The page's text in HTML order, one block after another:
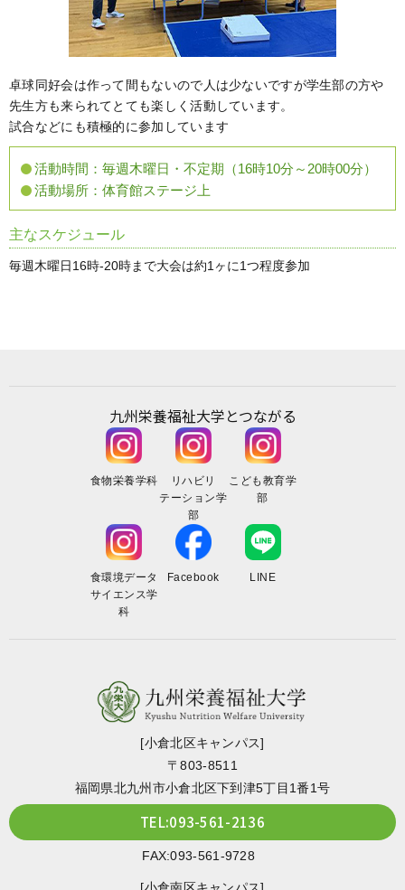
卓球同好会は作って間もないので人は少ないですが学生部の方や
先生方も来られてとても楽しく活動しています。
試合などにも積極的に参加しています
活動時間： 毎週木曜日・不定期（16時10分～20時00分）
活動場所： 体育館ステージ上
主なスケジュール
毎週木曜日16時-20時まで大会は約1ヶに1つ程度参加
九州栄養福祉大学とつながる
食物栄養学科
リハビリ
テーション学
部
こども教育学
部
食環境データ
サイエンス学
科
Facebook LINE
[小倉北区キャンパス]
〒803-8511
福岡県北九州市小倉北区下到津5丁目1番1号
TEL:093-561-2136
FAX:093-561-9728
[小倉南区キャンパス]